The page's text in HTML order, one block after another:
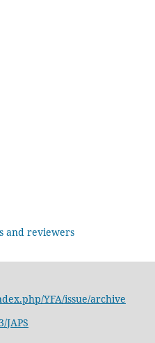
and reviewers
YFA/issue/archive
JAPS